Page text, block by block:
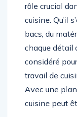
rôle crucial
cuisine. Qu’il
bacs, du
chaque détail
considéré
travail de
Avec une
cuisine peut